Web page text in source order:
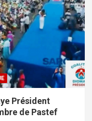
Président
de Pastef